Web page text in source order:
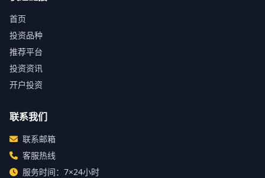
首页
投资品种
推荐平台
投资资讯
开户投资
联系我们
联系邮箱
客服热线
服务时间：7×24小时